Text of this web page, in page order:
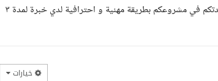
مرحبا انا حنين اختصاص ادارة اعمال و اختصاص معلوماتية ادارية يسعدني مساعدتكم في مشروعكم بطريقة مهنية و احترافية لدي خبرة لمدة ٣
خيارات